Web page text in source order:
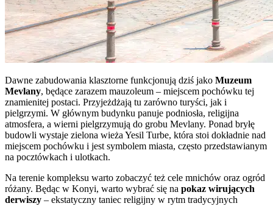
Dawne zabudowania klasztorne funkcjonują dziś jako Muzeum
Mevlany, będące zarazem mauzoleum – miejscem pochówku tej
znamienitej postaci. Przyjeżdżają tu zarówno turyści, jak i
pielgrzymi. W głównym budynku panuje podniosła, religijna
atmosfera, a wierni pielgrzymują do grobu Mevlany. Ponad bryłę
budowli wystaje zielona wieża Yesil Turbe, która stoi dokładnie nad
miejscem pochówku i jest symbolem miasta, często przedstawianym
na pocztówkach i ulotkach.
Na terenie kompleksu warto zobaczyć też cele mnichów oraz ogród
różany. Będąc w Konyi, warto wybrać się na pokaz wirujących
derwiszy – ekstatyczny taniec religijny w rytm tradycyjnych